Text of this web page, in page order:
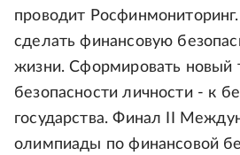
проводит
сделать финансовую
жизни. Сформировать
безопасности личности - к
государства. Финал II
олимпиады по финансовой